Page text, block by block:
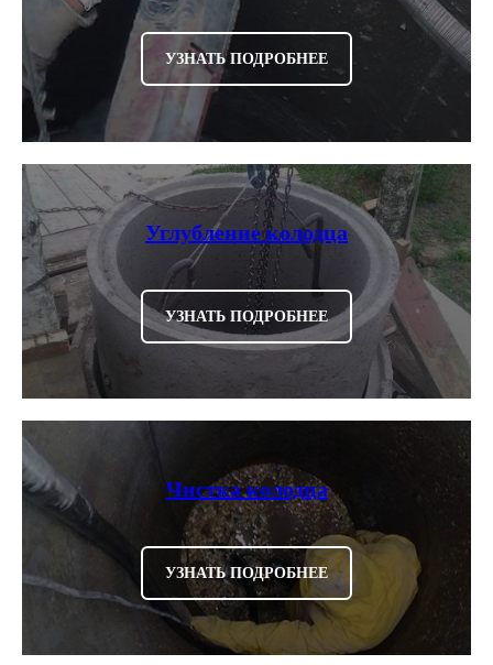
УЗНАТЬ ПОДРОБНЕЕ
Углубление колодца
УЗНАТЬ ПОДРОБНЕЕ
Чистка колодца
УЗНАТЬ ПОДРОБНЕЕ